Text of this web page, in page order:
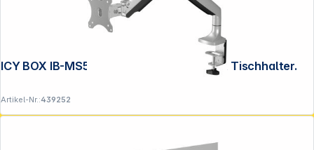
ICY BOX IB-MS503-T Monitorständer mit Tischhalter.
Artikel-Nr.:439252